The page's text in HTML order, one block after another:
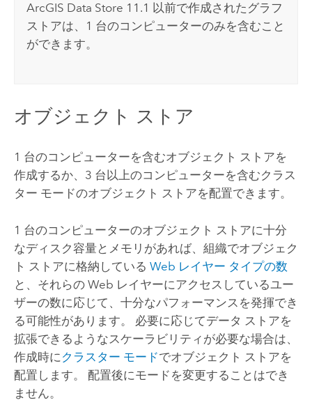
ArcGIS Data Store 11.1 以前で作成されたグラフ
ストアは、1 台のコンピューターのみを含むこと
ができます。
オブジェクト ストア
1 台のコンピューターを含むオブジェクト ストアを
作成するか、3 台以上のコンピューターを含むクラス
ター モードのオブジェクト ストアを配置できます。
1 台のコンピューターのオブジェクト ストアに十分
なディスク容量とメモリがあれば、組織でオブジェク
ト ストアに格納している Web レイヤー タイプの数
と、それらの Web レイヤーにアクセスしているユー
ザーの数に応じて、十分なパフォーマンスを発揮でき
る可能性があります。 必要に応じてデータ ストアを
拡張できるようなスケーラビリティが必要な場合は、
作成時に クラスター モードでオブジェクト ストアを
配置します。 配置後にモードを変更することはでき
ません。